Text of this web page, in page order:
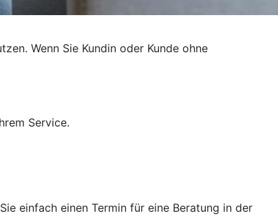
Wenn Sie Kundin oder Kunde ohne
Service.
einfach einen Termin für eine Beratung in der